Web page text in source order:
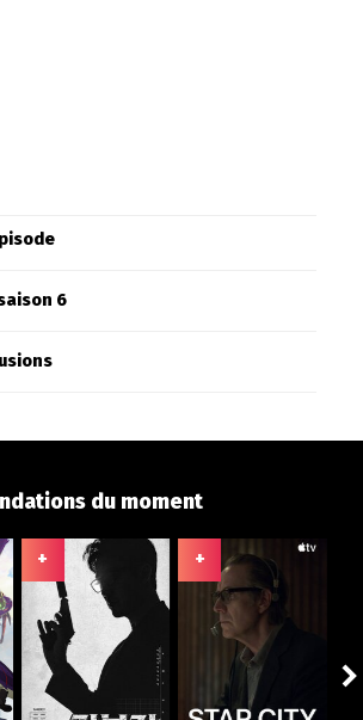
6
du moment
+ +